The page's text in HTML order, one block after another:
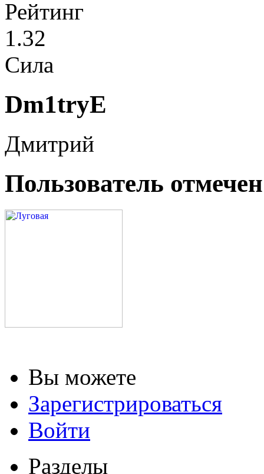
Рейтинг
1.32
Сила
Dm1tryE
Дмитрий
Пользователь
Вы можете
Зарегистрироваться
Войти
Разделы